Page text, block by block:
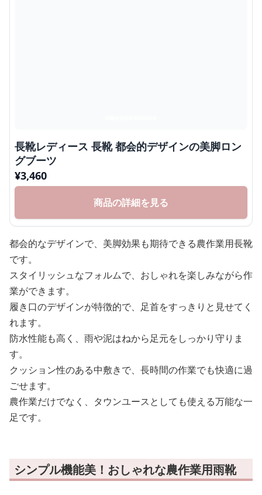
長靴レディース 長靴 都会的デザインの美脚ロン
グブーツ
¥3,460
商品の詳細を見る
都会的なデザインで、美脚効果も期待できる農作業用長靴
です。
スタイリッシュなフォルムで、おしゃれを楽しみながら作
業ができます。
履き口のデザインが特徴的で、足首をすっきりと見せてく
れます。
防水性能も高く、雨や泥はねから足元をしっかり守りま
す。
クッション性のある中敷きで、長時間の作業でも快適に過
ごせます。
農作業だけでなく、タウンユースとしても使える万能な一
足です。
シンプル機能美！おしゃれな農作業用雨靴